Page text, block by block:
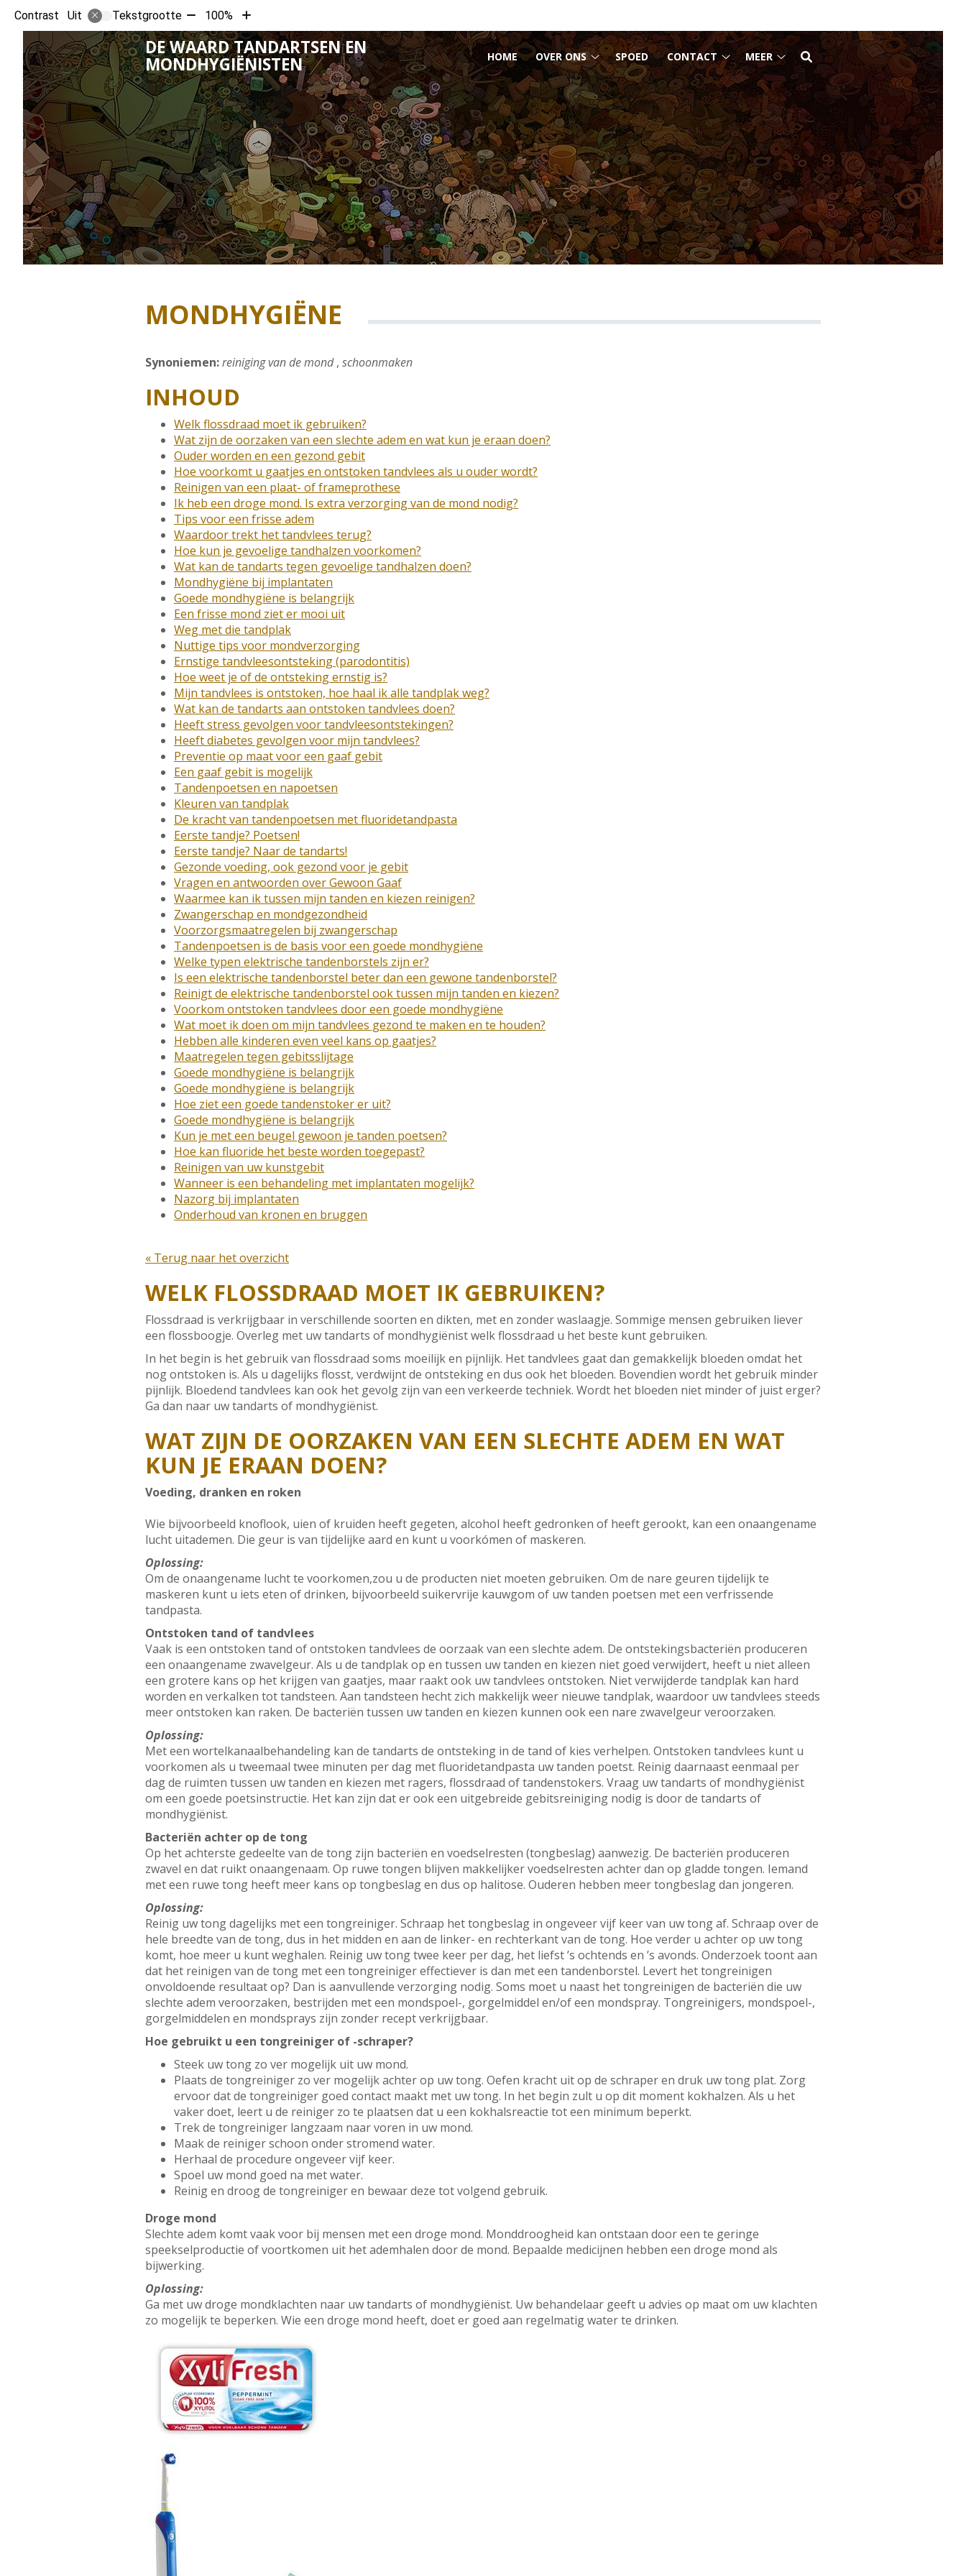
Contrast Uit Tekstgrootte Tekst
verkleinen
met
10%
100%
Tekst
vergroten
met
10%
DE WAARD TANDARTSEN EN
MONDHYGIËNISTEN HOOFDMENU
HOME OVER ONS
Over
ons
submenu
SPOED CONTACT
Contact
submenu
MEER
Meer
submenu
MONDHYGIËNE
Synoniemen:reiniging van de mond, schoonmaken
INHOUD
Welk flossdraad moet ik gebruiken?
Wat zijn de oorzaken van een slechte adem en wat kun je eraan doen?
Ouder worden en een gezond gebit
Hoe voorkomt u gaatjes en ontstoken tandvlees als u ouder wordt?
Reinigen van een plaat- of frameprothese
Ik heb een droge mond. Is extra verzorging van de mond nodig?
Tips voor een frisse adem
Waardoor trekt het tandvlees terug?
Hoe kun je gevoelige tandhalzen voorkomen?
Wat kan de tandarts tegen gevoelige tandhalzen doen?
Mondhygiëne bij implantaten
Goede mondhygiëne is belangrijk
Een frisse mond ziet er mooi uit
Weg met die tandplak
Nuttige tips voor mondverzorging
Ernstige tandvleesontsteking (parodontitis)
Hoe weet je of de ontsteking ernstig is?
Mijn tandvlees is ontstoken, hoe haal ik alle tandplak weg?
Wat kan de tandarts aan ontstoken tandvlees doen?
Heeft stress gevolgen voor tandvleesontstekingen?
Heeft diabetes gevolgen voor mijn tandvlees?
Preventie op maat voor een gaaf gebit
Een gaaf gebit is mogelijk
Tandenpoetsen en napoetsen
Kleuren van tandplak
De kracht van tandenpoetsen met fluoridetandpasta
Eerste tandje? Poetsen!
Eerste tandje? Naar de tandarts!
Gezonde voeding, ook gezond voor je gebit
Vragen en antwoorden over Gewoon Gaaf
Waarmee kan ik tussen mijn tanden en kiezen reinigen?
Zwangerschap en mondgezondheid
Voorzorgsmaatregelen bij zwangerschap
Tandenpoetsen is de basis voor een goede mondhygiëne
Welke typen elektrische tandenborstels zijn er?
Is een elektrische tandenborstel beter dan een gewone tandenborstel?
Reinigt de elektrische tandenborstel ook tussen mijn tanden en kiezen?
Voorkom ontstoken tandvlees door een goede mondhygiëne
Wat moet ik doen om mijn tandvlees gezond te maken en te houden?
Hebben alle kinderen even veel kans op gaatjes?
Maatregelen tegen gebitsslijtage
Goede mondhygiëne is belangrijk
Goede mondhygiëne is belangrijk
Hoe ziet een goede tandenstoker er uit?
Goede mondhygiëne is belangrijk
Kun je met een beugel gewoon je tanden poetsen?
Hoe kan fluoride het beste worden toegepast?
Reinigen van uw kunstgebit
Wanneer is een behandeling met implantaten mogelijk?
Nazorg bij implantaten
Onderhoud van kronen en bruggen
« Terug naar het overzicht
WELK FLOSSDRAAD MOET IK GEBRUIKEN?
Flossdraad is verkrijgbaar in verschillende soorten en dikten, met en zonder waslaagje. Sommige mensen gebruiken liever
een flossboogje. Overleg met uw tandarts of mondhygiënist welk flossdraad u het beste kunt gebruiken.
In het begin is het gebruik van flossdraad soms moeilijk en pijnlijk. Het tandvlees gaat dan gemakkelijk bloeden omdat het
nog ontstoken is. Als u dagelijks flosst, verdwijnt de ontsteking en dus ook het bloeden. Bovendien wordt het gebruik minder
pijnlijk. Bloedend tandvlees kan ook het gevolg zijn van een verkeerde techniek. Wordt het bloeden niet minder of juist erger?
Ga dan naar uw tandarts of mondhygiënist.
WAT ZIJN DE OORZAKEN VAN EEN SLECHTE ADEM EN WAT
KUN JE ERAAN DOEN?
Voeding, dranken en roken
Wie bijvoorbeeld knoflook, uien of kruiden heeft gegeten, alcohol heeft gedronken of heeft gerookt, kan een onaangename
lucht uitademen. Die geur is van tijdelijke aard en kunt u voorkómen of maskeren.
Oplossing:
Om de onaangename lucht te voorkomen,zou u de producten niet moeten gebruiken. Om de nare geuren tijdelijk te
maskeren kunt u iets eten of drinken, bijvoorbeeld suikervrije kauwgom of uw tanden poetsen met een verfrissende
tandpasta.
Ontstoken tand of tandvlees
Vaak is een ontstoken tand of ontstoken tandvlees de oorzaak van een slechte adem. De ontstekingsbacteriën produceren
een onaangename zwavelgeur. Als u de tandplak op en tussen uw tanden en kiezen niet goed verwijdert, heeft u niet alleen
een grotere kans op het krijgen van gaatjes, maar raakt ook uw tandvlees ontstoken. Niet verwijderde tandplak kan hard
worden en verkalken tot tandsteen. Aan tandsteen hecht zich makkelijk weer nieuwe tandplak, waardoor uw tandvlees steeds
meer ontstoken kan raken. De bacteriën tussen uw tanden en kiezen kunnen ook een nare zwavelgeur veroorzaken.
Oplossing:
Met een wortelkanaalbehandeling kan de tandarts de ontsteking in de tand of kies verhelpen. Ontstoken tandvlees kunt u
voorkomen als u tweemaal twee minuten per dag met fluoridetandpasta uw tanden poetst. Reinig daarnaast eenmaal per
dag de ruimten tussen uw tanden en kiezen met ragers, flossdraad of tandenstokers. Vraag uw tandarts of mondhygiënist
om een goede poetsinstructie. Het kan zijn dat er ook een uitgebreide gebitsreiniging nodig is door de tandarts of
mondhygiënist.
Bacteriën achter op de tong
Op het achterste gedeelte van de tong zijn bacteriën en voedselresten (tongbeslag) aanwezig. De bacteriën produceren
zwavel en dat ruikt onaangenaam. Op ruwe tongen blijven makkelijker voedselresten achter dan op gladde tongen. Iemand
met een ruwe tong heeft meer kans op tongbeslag en dus op halitose. Ouderen hebben meer tongbeslag dan jongeren.
Oplossing:
Reinig uw tong dagelijks met een tongreiniger. Schraap het tongbeslag in ongeveer vijf keer van uw tong af. Schraap over de
hele breedte van de tong, dus in het midden en aan de linker- en rechterkant van de tong. Hoe verder u achter op uw tong
komt, hoe meer u kunt weghalen. Reinig uw tong twee keer per dag, het liefst ’s ochtends en ’s avonds. Onderzoek toont aan
dat het reinigen van de tong met een tongreiniger effectiever is dan met een tandenborstel. Levert het tongreinigen
onvoldoende resultaat op? Dan is aanvullende verzorging nodig. Soms moet u naast het tongreinigen de bacteriën die uw
slechte adem veroorzaken, bestrijden met een mondspoel-, gorgelmiddel en/of een mondspray. Tongreinigers, mondspoel-,
gorgelmiddelen en mondsprays zijn zonder recept verkrijgbaar.
Hoe gebruikt u een tongreiniger of -schraper?
Steek uw tong zo ver mogelijk uit uw mond.
Plaats de tongreiniger zo ver mogelijk achter op uw tong. Oefen kracht uit op de schraper en druk uw tong plat. Zorg
ervoor dat de tongreiniger goed contact maakt met uw tong. In het begin zult u op dit moment kokhalzen. Als u het
vaker doet, leert u de reiniger zo te plaatsen dat u een kokhalsreactie tot een minimum beperkt.
Trek de tongreiniger langzaam naar voren in uw mond.
Maak de reiniger schoon onder stromend water.
Herhaal de procedure ongeveer vijf keer.
Spoel uw mond goed na met water.
Reinig en droog de tongreiniger en bewaar deze tot volgend gebruik.
Droge mond
Slechte adem komt vaak voor bij mensen met een droge mond. Monddroogheid kan ontstaan door een te geringe
speekselproductie of voortkomen uit het ademhalen door de mond. Bepaalde medicijnen hebben een droge mond als
bijwerking.
Oplossing:
Ga met uw droge mondklachten naar uw tandarts of mondhygiënist. Uw behandelaar geeft u advies op maat om uw klachten
zo mogelijk te beperken. Wie een droge mond heeft, doet er goed aan regelmatig water te drinken.